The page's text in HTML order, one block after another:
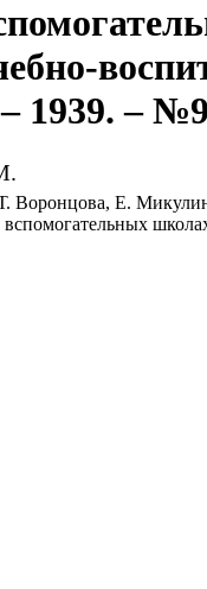
1939. –
Воронцова, Е.